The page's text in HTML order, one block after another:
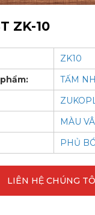
ZK-10
ZK10
TẤM
MÀU
PHỦ
LIÊN HỆ CHÚNG